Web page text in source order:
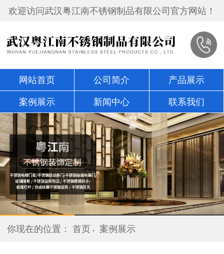
欢迎访问武汉粤江南不锈钢制品有限公司官方网站！
网站首页 公司简介 产品展示
案例展示 新闻中心 联系我们
你现在的位置：首页 案例展示